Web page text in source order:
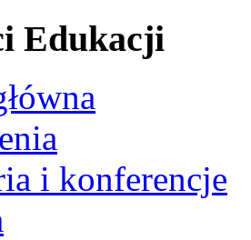
Edukacji
i konferencje